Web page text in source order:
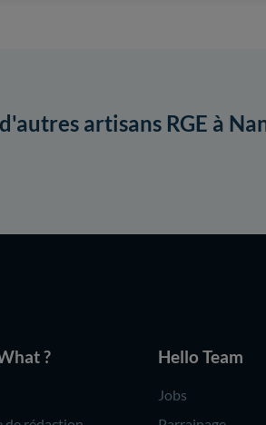
artisans RGE à
? Hello Team
Jobs